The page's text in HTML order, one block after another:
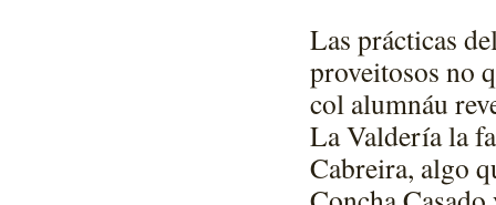
Las prácticas
proveitosos no
col alumnáu
La Valdería la
Cabreira, algo